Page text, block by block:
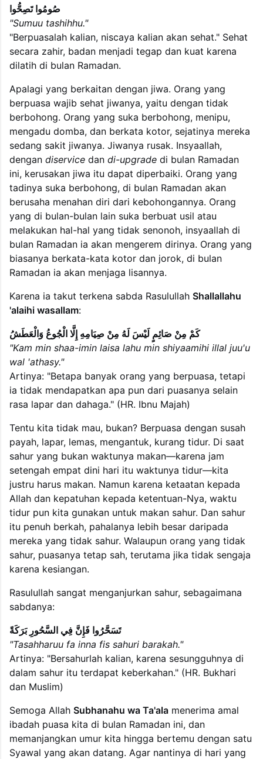
صُومُوا تَصِحُّوا
"Sumuu tashihhu."
"Berpuasalah kalian, niscaya kalian akan sehat." Sehat
secara zahir, badan menjadi tegap dan kuat karena
dilatih di bulan Ramadan.
Apalagi yang berkaitan dengan jiwa. Orang yang
berpuasa wajib sehat jiwanya, yaitu dengan tidak
berbohong. Orang yang suka berbohong, menipu,
mengadu domba, dan berkata kotor, sejatinya mereka
sedang sakit jiwanya. Jiwanya rusak. Insyaallah,
dengan diservice dan di-upgrade di bulan Ramadan
ini, kerusakan jiwa itu dapat diperbaiki. Orang yang
tadinya suka berbohong, di bulan Ramadan akan
berusaha menahan diri dari kebohongannya. Orang
yang di bulan-bulan lain suka berbuat usil atau
melakukan hal-hal yang tidak senonoh, insyaallah di
bulan Ramadan ia akan mengerem dirinya. Orang yang
biasanya berkata-kata kotor dan jorok, di bulan
Ramadan ia akan menjaga lisannya.
Karena ia takut terkena sabda Rasulullah Shallallahu
'alaihi wasallam:
كَمْ مِنْ صَائِمٍ لَيْسَ لَهُ مِنْ صِيَامِهِ إِلَّا الْجُوعُ وَالْعَطَشُ
"Kam min shaa-imin laisa lahu min shiyaamihi illal juu'u
wal 'athasy."
Artinya: "Betapa banyak orang yang berpuasa, tetapi
ia tidak mendapatkan apa pun dari puasanya selain
rasa lapar dan dahaga." (HR. Ibnu Majah)
Tentu kita tidak mau, bukan? Berpuasa dengan susah
payah, lapar, lemas, mengantuk, kurang tidur. Di saat
sahur yang bukan waktunya makan—karena jam
setengah empat dini hari itu waktunya tidur—kita
justru harus makan. Namun karena ketaatan kepada
Allah dan kepatuhan kepada ketentuan-Nya, waktu
tidur pun kita gunakan untuk makan sahur. Dan sahur
itu penuh berkah, pahalanya lebih besar daripada
mereka yang tidak sahur. Walaupun orang yang tidak
sahur, puasanya tetap sah, terutama jika tidak sengaja
karena kesiangan.
Rasulullah sangat menganjurkan sahur, sebagaimana
sabdanya:
تَسَحَّرُوا فَإِنَّ فِي السَّحُورِ بَرَكَةً
"Tasahharuu fa inna fis sahuri barakah."
Artinya: "Bersahurlah kalian, karena sesungguhnya di
dalam sahur itu terdapat keberkahan." (HR. Bukhari
dan Muslim)
Semoga Allah Subhanahu wa Ta'ala menerima amal
ibadah puasa kita di bulan Ramadan ini, dan
memanjangkan umur kita hingga bertemu dengan satu
Syawal yang akan datang. Agar nantinya di hari yang